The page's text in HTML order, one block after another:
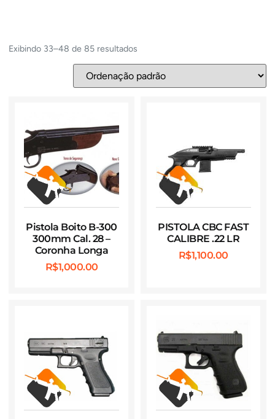
Exibindo 33–48 de 85 resultados
Pistola Boito B-300
300mm Cal. 28 –
Coronha Longa
R$1,000.00
PISTOLA CBC FAST
CALIBRE .22 LR
R$1,100.00